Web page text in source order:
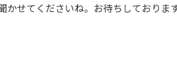
かせてくださいね。お待ちしております